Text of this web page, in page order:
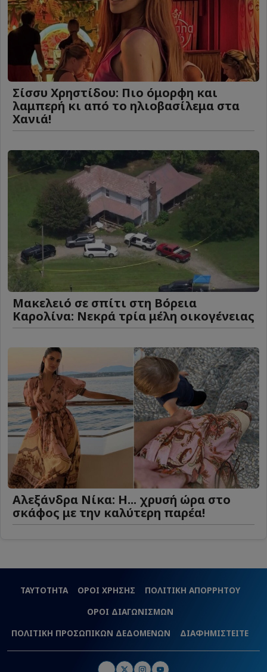
Σίσσυ Χρηστίδου: Πιο όμορφη και
λαμπερή κι από το ηλιοβασίλεμα στα
Χανιά!
Μακελειό σε σπίτι στη Βόρεια
Καρολίνα: Νεκρά τρία μέλη οικογένειας
Αλεξάνδρα Νίκα: Η... χρυσή ώρα στο
σκάφος με την καλύτερη παρέα!
ΤΑΥΤΟΤΗΤΑ ΟΡΟΙ ΧΡΗΣΗΣ
ΠΟΛΙΤΙΚΗ ΑΠΟΡΡΗΤΟΥ
ΟΡΟΙ ΔΙΑΓΩΝΙΣΜΩΝ
ΠΟΛΙΤΙΚΗ ΠΡΟΣΩΠΙΚΩΝ ΔΕΔΟΜΕΝΩΝ
ΔΙΑΦΗΜΙΣΤΕΙΤΕ